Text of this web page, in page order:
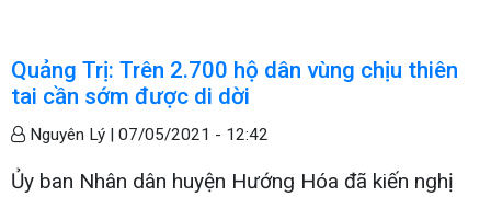
Quảng Trị: Trên 2.700 hộ dân vùng chịu thiên
tai cần sớm được di dời
Nguyên Lý | 07/05/2021 - 12:42
Ủy ban Nhân dân huyện Hướng Hóa đã kiến nghị